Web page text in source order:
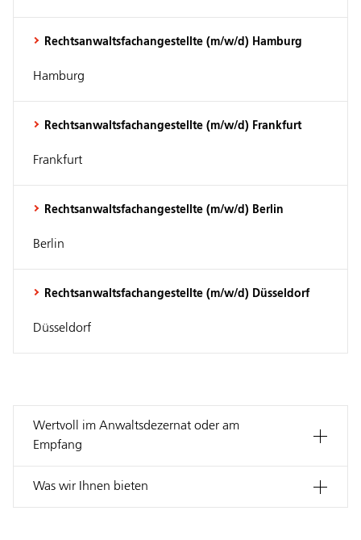
Rechtsanwaltsfachangestellte (m/w/d) Hamburg
Hamburg
Rechtsanwaltsfachangestellte (m/w/d) Frankfurt
Frankfurt
Rechtsanwaltsfachangestellte (m/w/d) Berlin
Berlin
Rechtsanwaltsfachangestellte (m/w/d) Düsseldorf
Düsseldorf
Wertvoll im Anwaltsdezernat oder am
Empfang
Was wir Ihnen bieten